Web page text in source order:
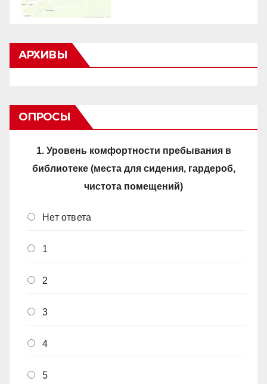
АРХИВЫ
ОПРОСЫ
1. Уровень комфортности пребывания в
библиотеке (места для сидения, гардероб,
чистота помещений)
Нет ответа
1
2
3
4
5